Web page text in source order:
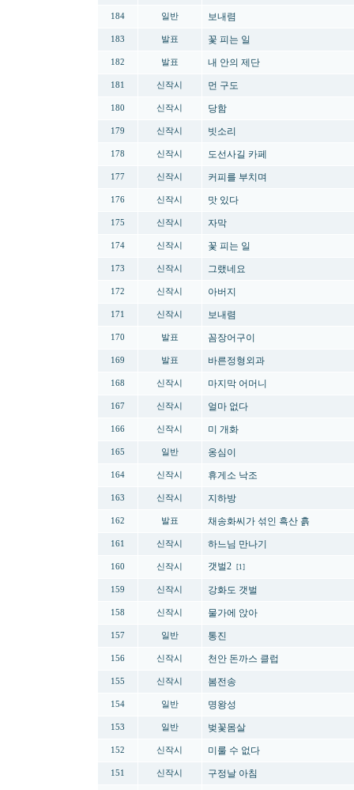
184 일반 보내렴
183 발표 꽃 피는 일
182 발표 내 안의 제단
181 신작시 먼 구도
180 신작시 당함
179 신작시 빗소리
178 신작시 도선사길 카페
177 신작시 커피를 부치며
176 신작시 맛 있다
175 신작시 자막
174 신작시 꽃 피는 일
173 신작시 그랬네요
172 신작시 아버지
171 신작시 보내렴
170 발표 꼼장어구이
169 발표 바른정형외과
168 신작시 마지막 어머니
167 신작시 얼마 없다
166 신작시 미 개화
165 일반 옹심이
164 신작시 휴게소 낙조
163 신작시 지하방
162 발표 채송화씨가 섞인 흑산 흙
161 신작시 하느님 만나기
160 신작시 갯벌2 [1]
159 신작시 강화도 갯벌
158 신작시 물가에 앉아
157 일반 통진
156 신작시 천안 돈까스 클럽
155 신작시 봄전송
154 일반 명왕성
153 일반 벚꽃몸살
152 신작시 미룰 수 없다
151 신작시 구정날 아침